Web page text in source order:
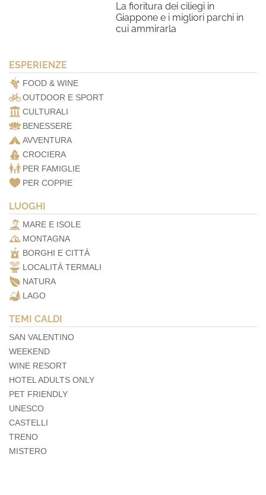
La fioritura dei ciliegi in
Giappone e i migliori parchi in
cui ammirarla
ESPERIENZE
FOOD & WINE
OUTDOOR E SPORT
CULTURALI
BENESSERE
AVVENTURA
CROCIERA
PER FAMIGLIE
PER COPPIE
LUOGHI
MARE E ISOLE
MONTAGNA
BORGHI E CITTÀ
LOCALITÀ TERMALI
NATURA
LAGO
TEMI CALDI
SAN VALENTINO
WEEKEND
WINE RESORT
HOTEL ADULTS ONLY
PET FRIENDLY
UNESCO
CASTELLI
TRENO
MISTERO